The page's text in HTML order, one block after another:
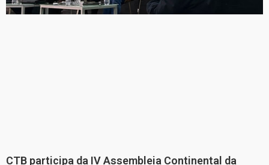
CTB participa da IV Assembleia Continental da